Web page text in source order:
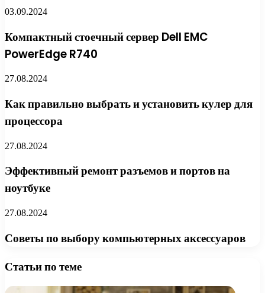
03.09.2024
Компактный стоечный сервер Dell EMC
PowerEdge R740
27.08.2024
Как правильно выбрать и установить кулер для
процессора
27.08.2024
Эффективный ремонт разъемов и портов на
ноутбуке
27.08.2024
Советы по выбору компьютерных аксессуаров
Статьи по теме